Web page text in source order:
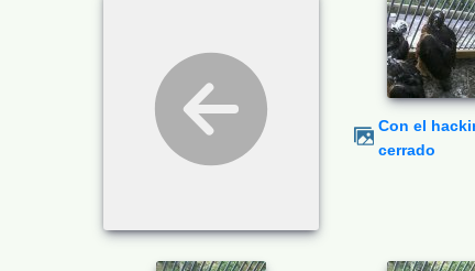
Con el hacking
cerrado